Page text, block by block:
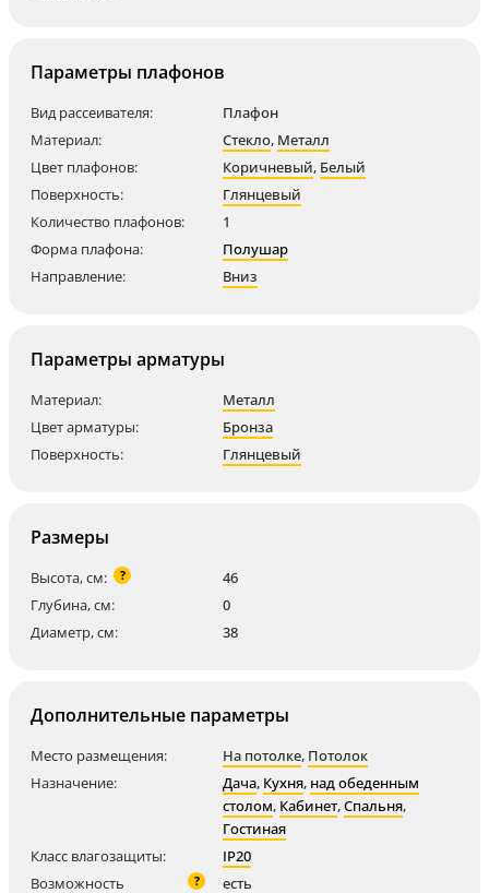
Параметры плафонов
Вид рассеивателя:
Плафон
Материал:
Стекло, Металл
Цвет плафонов:
Коричневый, Белый
Поверхность:
Глянцевый
Количество плафонов:
1
Форма плафона:
Полушар
Направление:
Вниз
Параметры арматуры
Материал:
Металл
Цвет арматуры:
Бронза
Поверхность:
Глянцевый
Размеры
Высота, см: ?
46
Глубина, см:
0
Диаметр, см:
38
Дополнительные параметры
Место размещения: На потолке, Потолок
Назначение:
Дача, Кухня, над обеденным
столом, Кабинет,Спальня,
Гостиная
Класс влагозащиты:
IP20
Возможность
? есть